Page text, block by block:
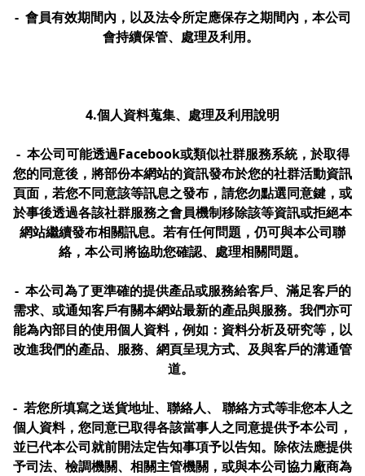
- 會員有效期間內，以及法令所定應保存之期間內，本公司
會持續保管、處理及利用。
4.個人資料蒐集、處理及利用說明
- 本公司可能透過Facebook或類似社群服務系統，於取得
您的同意後，將部份本網站的資訊發布於您的社群活動資訊
頁面，若您不同意該等訊息之發布，請您勿點選同意鍵，或
於事後透過各該社群服務之會員機制移除該等資訊或拒絕本
網站繼續發布相關訊息。若有任何問題，仍可與本公司聯
絡，本公司將協助您確認、處理相關問題。
- 本公司為了更準確的提供產品或服務給客戶、滿足客戶的
需求、或通知客戶有關本網站最新的產品與服務。我們亦可
能為內部目的使用個人資料，例如：資料分析及研究等，以
改進我們的產品、服務、網頁呈現方式、及與客戶的溝通管
道。
- 若您所填寫之送貨地址、聯絡人、 聯絡方式等非您本人之
個人資料，您同意已取得各該當事人之同意提供予本公司，
並已代本公司就前開法定告知事項予以告知。除依法應提供
予司法、檢調機關、相關主管機關，或與本公司協力廠商為